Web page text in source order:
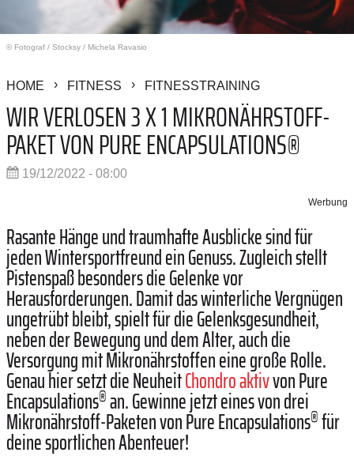
© Fotograf / Stocksy / Michela Ravasio
HOME FITNESS FITNESSTRAINING
WIR VERLOSEN 3 X 1 MIKRONÄHRSTOFF-
PAKET VON PURE ENCAPSULATIONS®
19/12/2022 - 08:00
Werbung
Rasante Hänge und traumhafte Ausblicke sind für
jeden Wintersportfreund ein Genuss. Zugleich stellt
Pistenspaß besonders die Gelenke vor
Herausforderungen. Damit das winterliche Vergnügen
ungetrübt bleibt, spielt für die Gelenksgesundheit,
neben der Bewegung und dem Alter, auch die
Versorgung mit Mikronährstoffen eine große Rolle.
Genau hier setzt die NeuheitChondro aktivvon Pure
Encapsulations®an. Gewinne jetzt eines von drei
Mikronährstoff-Paketen von Pure Encapsulations®für
deine sportlichen Abenteuer!